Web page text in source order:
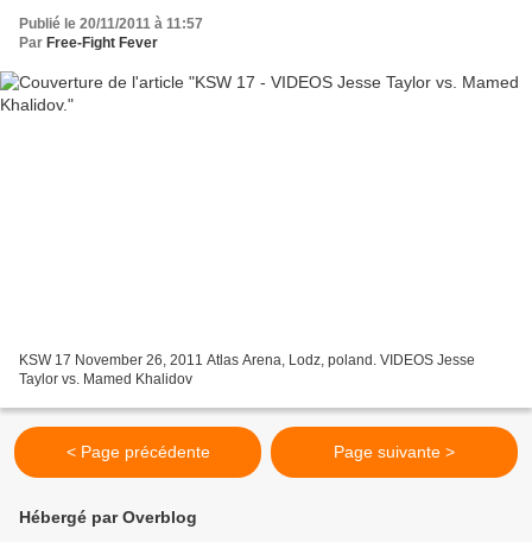
Publié le 20/11/2011 à 11:57
Par Free-Fight Fever
KSW 17 November 26, 2011 Atlas Arena, Lodz, poland. VIDEOS Jesse
Taylor vs. Mamed Khalidov
< Page précédente Page suivante >
Hébergé par Overblog